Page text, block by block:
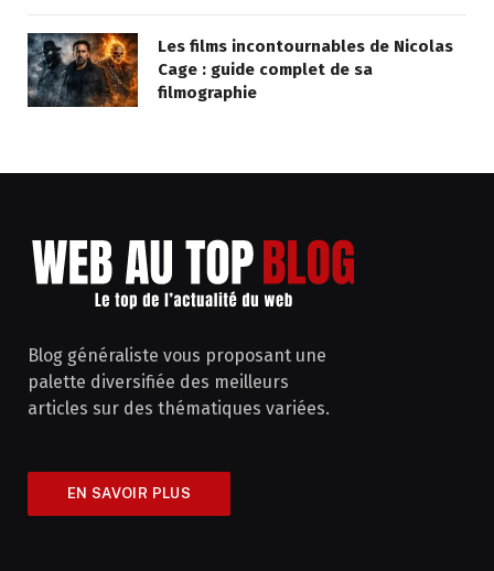
Les films incontournables de Nicolas
Cage : guide complet de sa
filmographie
Blog généraliste vous proposant une
palette diversifiée des meilleurs
articles sur des thématiques variées.
EN SAVOIR PLUS